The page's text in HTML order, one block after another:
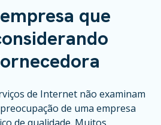
que
de Internet não examinam
de uma empresa